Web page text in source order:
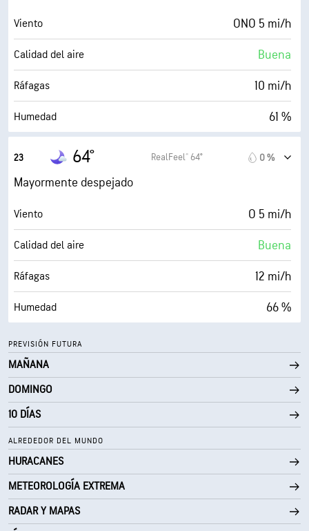
Punto de rocío 51° F
AccuLumen Brightness Index™ 0 (Oscuro)
Nubosidad 10 %
Visibilidad 10 mi
Viento ONO 5 mi/h
Calidad del aire Buena
Ráfagas 10 mi/h
Humedad 61 %
Punto de rocío
AccuLumen Brightness Index™
Nubosidad 10 %
Visibilidad 10 mi
Techo de nubes 30000 ft
23 64° RealFeel® 64° 0 %
Mayormente despejado
Viento O 5 mi/h
Calidad del aire Buena
Ráfagas 12 mi/h
Humedad 66 %
Punto de rocío
AccuLumen Brightness Index™ 0 (Oscuro)
Nubosidad 10 %
Visibilidad 10 mi
Techo de nubes 30000 ft
PREVISIÓN FUTURA
MAÑANA
DOMINGO
10 DÍAS
ALREDEDOR DEL MUNDO
HURACANES
METEOROLOGÍA EXTREMA
RADAR Y MAPAS